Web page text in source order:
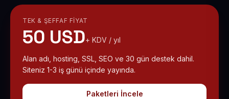
TEK & ŞEFFAF FIYAT
50 USD+ KDV / yıl
Alan adı, hosting, SSL, SEO ve 30 gün destek dahil.
Siteniz 1-3 iş günü içinde yayında.
Paketleri İncele